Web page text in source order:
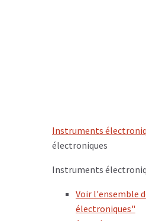
Instruments
électroniques
Instruments
Voir l'ensemble
électroniques"